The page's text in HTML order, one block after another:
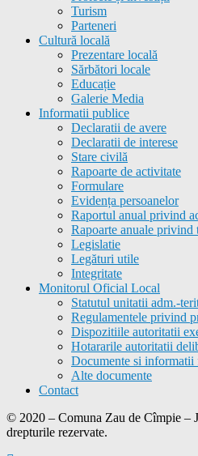
Turism
Parteneri
Cultură locală
Prezentare locală
Sărbători locale
Educație
Galerie Media
Informatii publice
Declaratii de avere
Declaratii de interese
Stare civilă
Rapoarte de activitate
Formulare
Evidența persoanelor
Raportul anual privind
Rapoarte anuale privind
Legislatie
Legături utile
Integritate
Monitorul Oficial Local
Statutul unitatii adm.-
Regulamentele privind
Dispozitiile autoritatii
Hotararile autoritatii
Documente si informatii
Alte documente
Contact
© 2020 – Comuna Zau de Cîmpie –
drepturile rezervate.